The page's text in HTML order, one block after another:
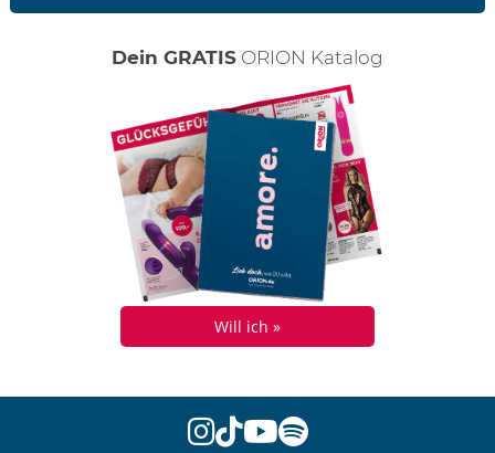
Dein GRATIS ORION Katalog
Will ich »
instagram
tiktok
youtube
spotify